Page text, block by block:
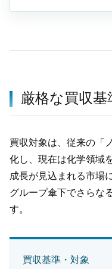
厳格な買収
買収対象は、従来の「
化し、現在は化学領域
成長が見込まれる市場
グループ傘下でさらな
す。
買収基準・対象